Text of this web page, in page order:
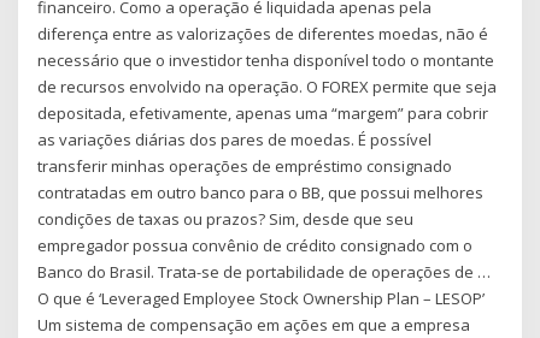
financeiro. Como a operação é liquidada apenas pela
diferença entre as valorizações de diferentes moedas, não é
necessário que o investidor tenha disponível todo o montante
de recursos envolvido na operação. O FOREX permite que seja
depositada, efetivamente, apenas uma “margem” para cobrir
as variações diárias dos pares de moedas. É possível
transferir minhas operações de empréstimo consignado
contratadas em outro banco para o BB, que possui melhores
condições de taxas ou prazos? Sim, desde que seu
empregador possua convênio de crédito consignado com o
Banco do Brasil. Trata-se de portabilidade de operações de …
O que é ‘Leveraged Employee Stock Ownership Plan – LESOP’
Um sistema de compensação em ações em que a empresa